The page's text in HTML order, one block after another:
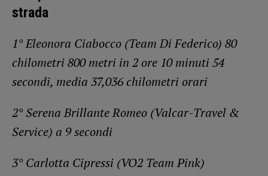
strada
1° Eleonora Ciabocco (Team Di Federico) 80
chilometri 800 metri in 2 ore 10 minuti 54
secondi, media 37,036 chilometri orari
2° Serena Brillante Romeo (Valcar-Travel &
Service) a 9 secondi
3° Carlotta Cipressi (VO2 Team Pink)